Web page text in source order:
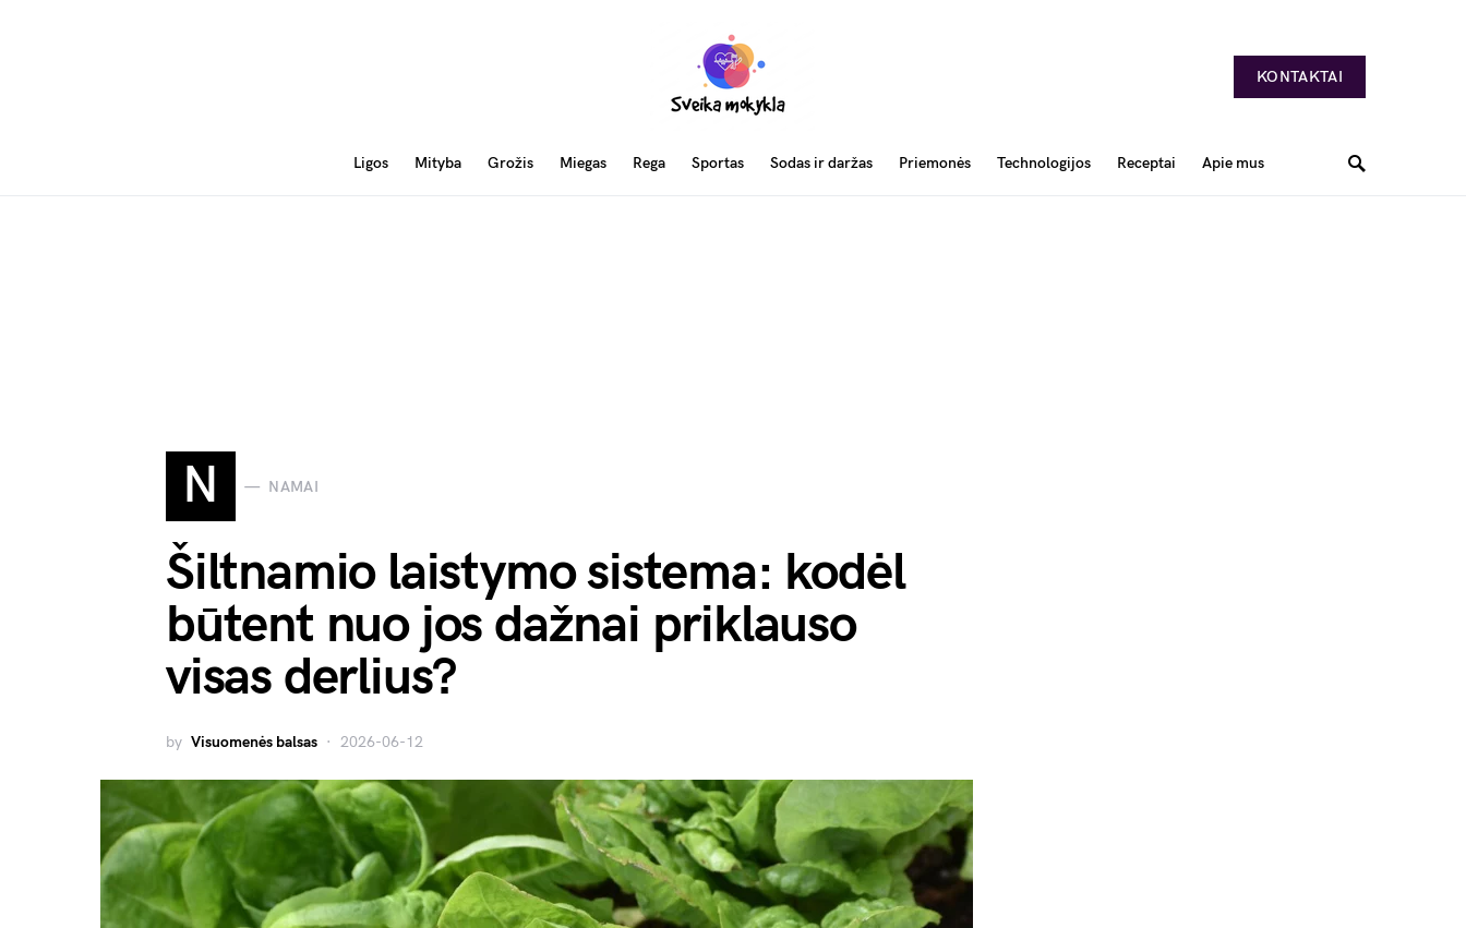
KONTAKTAI
Ligos Mityba Grožis Miegas Rega Sportas Sodas ir daržas Priemonės Technologijos Receptai Apie mus
N NAMAI
Šiltnamio laistymo sistema: kodėl
būtent nuo jos dažnai priklauso
visas derlius?
by Visuomenės balsas 2026-06-12